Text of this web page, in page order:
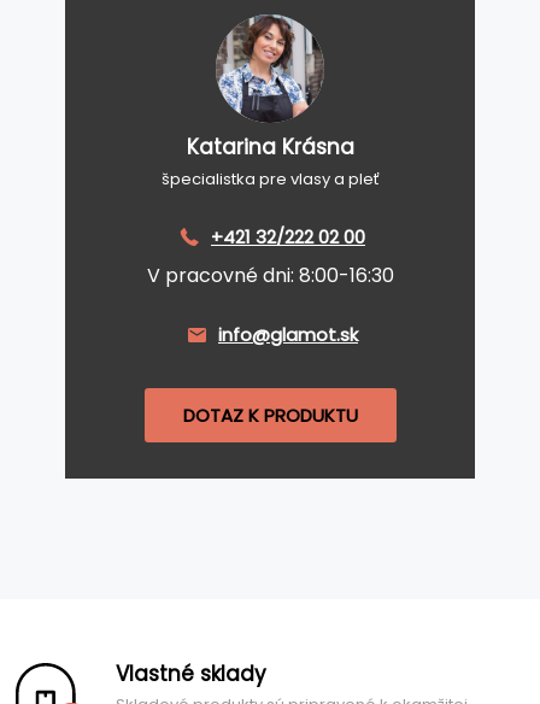
Katarina Krásna
špecialistka pre vlasy a pleť
+421 32/222 02 00
V pracovné dni: 8:00-16:30
info@glamot.sk
DOTAZ K PRODUKTU
Vlastné sklady